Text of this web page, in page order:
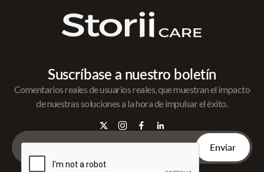
Suscríbase a nuestro boletín
Comentarios reales de usuarios reales, que muestran el impacto
de nuestras soluciones a la hora de impulsar el éxito.